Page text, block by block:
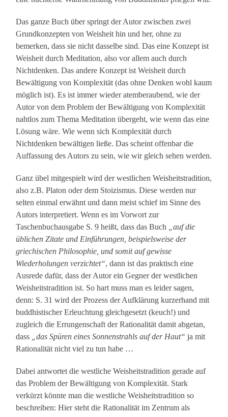
Das ganze Buch über springt der Autor zwischen zwei
Grundkonzepten von Weisheit hin und her, ohne zu
bemerken, dass sie nicht dasselbe sind. Das eine Konzept ist
Weisheit durch Meditation, also vor allem auch durch
Nichtdenken. Das andere Konzept ist Weisheit durch
Bewältigung von Komplexität (das ohne Denken wohl kaum
möglich ist). Es ist immer wieder atemberaubend, wie der
Autor von dem Problem der Bewältigung von Komplexität
nahtlos zum Thema Meditation übergeht, wie wenn das eine
Lösung wäre. Wie wenn sich Komplexität durch
Nichtdenken bewältigen ließe. Das scheint offenbar die
Auffassung des Autors zu sein, wie wir gleich sehen werden.
Ganz übel mitgespielt wird der westlichen Weisheitstradition,
also z.B. Platon oder dem Stoizismus. Diese werden nur
selten einmal erwähnt und dann meist schief im Sinne des
Autors interpretiert. Wenn es im Vorwort zur
Taschenbuchausgabe S. 9 heißt, dass das Buch „auf die
üblichen Zitate und Einführungen, beispielsweise der
griechischen Philosophie, und somit auf gewisse
Wiederholungen verzichtet“, dann ist das praktisch eine
Ausrede dafür, dass der Autor ein Gegner der westlichen
Weisheitstradition ist. So hart muss man es leider sagen,
denn: S. 31 wird der Prozess der Aufklärung kurzerhand mit
buddhistischer Erleuchtung gleichgesetzt (keuch!) und
zugleich die Errungenschaft der Rationalität damit abgetan,
dass „das Spüren eines Sonnenstrahls auf der Haut“ ja mit
Rationalität nicht viel zu tun habe …
Dabei antwortet die westliche Weisheitstradition gerade auf
das Problem der Bewältigung von Komplexität. Stark
verkürzt könnte man die westliche Weisheitstradition so
beschreiben: Hier steht die Rationalität im Zentrum als